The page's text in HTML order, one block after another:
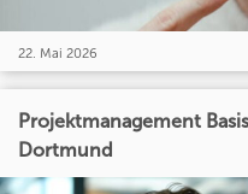
22. Mai 2026
Projektmanagement
Dortmund